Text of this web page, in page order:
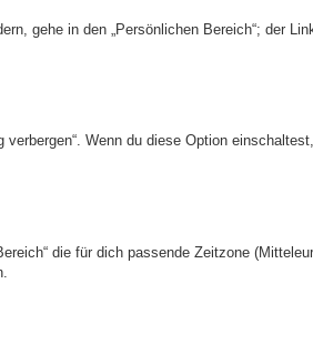
gehe in den „Persönlichen Bereich“; der
Wenn du diese Option
die für dich passende Zeitzone